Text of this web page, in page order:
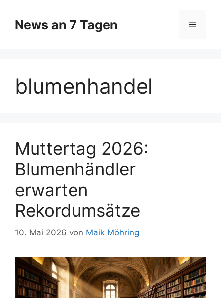
Inhalt
springen
News an 7 Tagen Menü
blumenhandel
Muttertag 2026:
Blumenhändler
erwarten
Rekordumsätze
10. Mai 2026 von Maik Möhring